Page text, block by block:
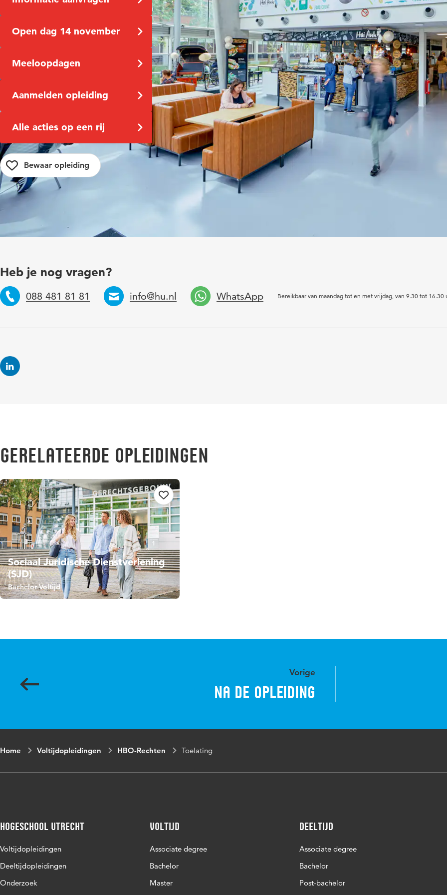
Open dag 14 november
Meeloopdagen
Aanmelden opleiding
Alle acties op een rij
Heb je nog vragen?
Telefoon
088 481 81 81
Email
info@hu.nl WhatsApp Bereikbaar van maandag tot en met vrijdag, van 9.30 tot 16.30
Gerelateerde opleidingen
Sociaal Juridische Dienstverlening
(SJD)
Bachelor Voltijd
Vorige
Na de opleiding
Home Voltijdopleidingen HBO-Rechten Toelating
Hogeschool Utrecht
Voltijdopleidingen
Deeltijdopleidingen
Onderzoek
Voltijd
Associate degree
Bachelor
Master
Deeltijd
Associate degree
Bachelor
Post-bachelor